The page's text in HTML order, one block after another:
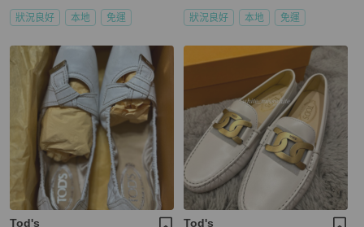
狀況良好 本地 免運 狀況良好 本地 免運
Tod's Tod's